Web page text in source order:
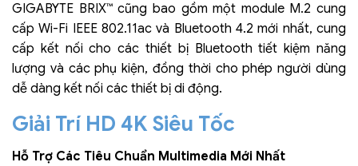
GIGABYTE BRIX™ cũng bao gồm một module M.2 cung
cấp Wi-Fi IEEE 802.11ac và Bluetooth 4.2 mới nhất, cung
cấp kết nối cho các thiết bị Bluetooth tiết kiệm năng
lượng và các phụ kiện, đồng thời cho phép người dùng
dễ dàng kết nối các thiết bị di động.
Giải Trí HD 4K Siêu Tốc
Hỗ Trợ Các Tiêu Chuẩn Multimedia Mới Nhất